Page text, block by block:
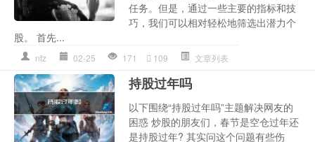
任务。但是，通过一些主要的指标和技
巧，我们可以相对轻松地筛选出潜力个
股。 首先...
nfz 02-25 171 109 文章列表
持股过年吗
以下围绕“持股过年吗”主题解决网友的
困惑 炒股的朋友们，春节是空仓过年还
是持股过年? 其实问这个问题有些伤